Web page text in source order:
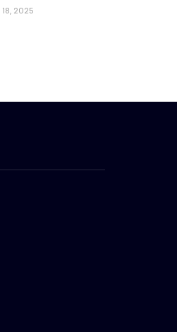
18, 2025